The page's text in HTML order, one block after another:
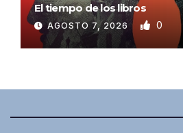
El tiempo de los libros
AGOSTO 7, 2026 0